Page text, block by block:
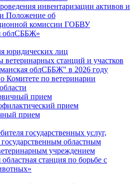
инвентаризации активов и
и Положение об
комиссии ГОБВУ
облСББЖ»
юридических лиц
ветеринарных станций и участков
облСББЖ" в 2026 году
Комитете по ветеринарии
прием
прием
прием
государственных услуг,
областным
учреждением
станция по борьбе с